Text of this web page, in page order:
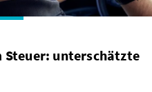
Steuer: unterschätzte